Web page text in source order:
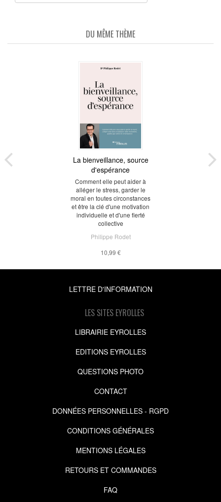
DU MÊME THÈME
La bienveillance, source
d'espérance
Comment elle peut aider à
alléger le stress, garder le
moral en toutes circonstances
et être la clé d'une motivation
individuelle et d'une fierté
collective
Philippe Rodet
10,99 €
LETTRE D'INFORMATION
LES SITES EYROLLES
LIBRAIRIE EYROLLES
EDITIONS EYROLLES
QUESTIONS PHOTO
CONTACT
DONNÉES PERSONNELLES - RGPD
CONDITIONS GÉNÉRALES
MENTIONS LÉGALES
RETOURS ET COMMANDES
FAQ